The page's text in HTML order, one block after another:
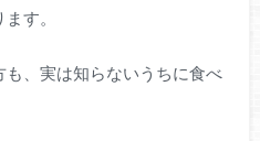
す。
、実は知らないうちに食べ